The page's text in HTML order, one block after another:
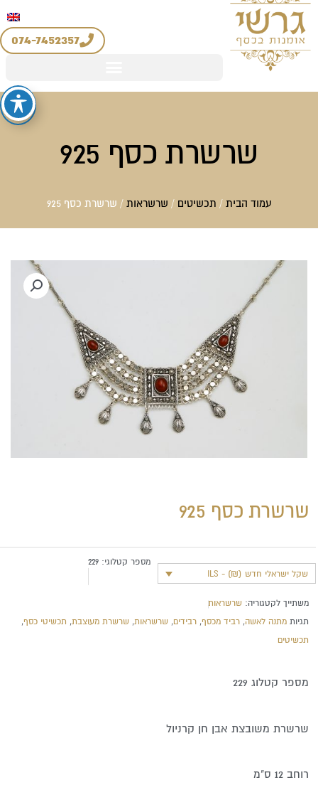
074-7452357
שרשרת כסף 925
עמוד הבית/ תכשיטים/ שרשראות/ שרשרת כסף 925
שרשרת כסף 925
שקל ישראלי חדש (₪) - ILS
מספר קטלוגי:229
משתייך לקטגוריה: שרשראות
תגיות מתנה לאשה,רביד מכסף,רבידים,שרשראות,שרשרת מעוצבת,תכשיטי כסף,
תכשיטים
מספר קטלוג 229
שרשרת משובצת אבן חן קרניול
רוחב 12 ס"מ